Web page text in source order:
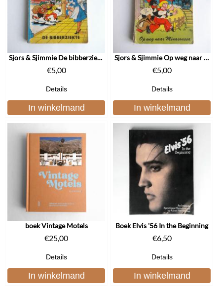
Sjors & Sjimmie De bibberziekte 1962
€5,00
Details
In winkelmand
Sjors & Sjimmie Op weg naar Minasoussa 1955
€5,00
Details
In winkelmand
boek Vintage Motels
€25,00
Details
In winkelmand
Boek Elvis '56 In the Beginning
€6,50
Details
In winkelmand